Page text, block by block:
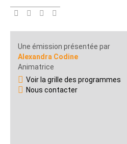
Une émission présentée par
Alexandra Codine
Animatrice
Voir la grille des programmes
Nous contacter